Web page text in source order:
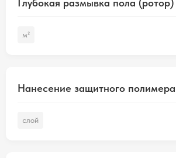
Глубокая размывка пола (ротор)
м²
Нанесение защитного полимера
слой